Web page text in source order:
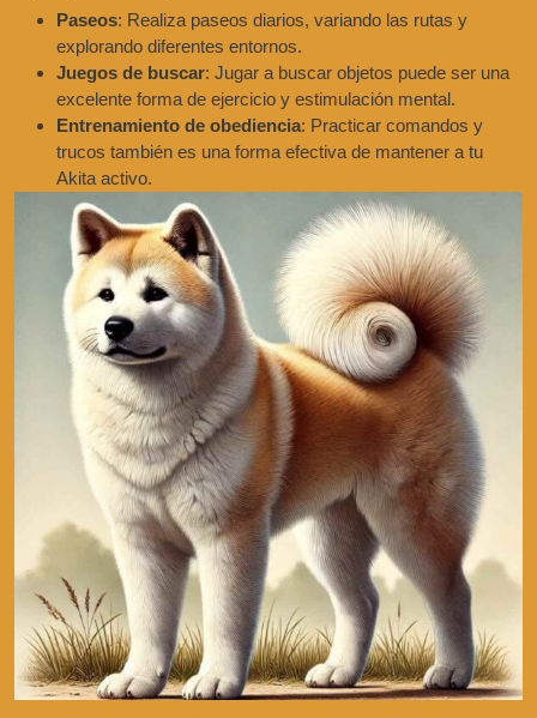
Paseos: Realiza paseos diarios, variando las rutas y
explorando diferentes entornos.
Juegos de buscar: Jugar a buscar objetos puede ser una
excelente forma de ejercicio y estimulación mental.
Entrenamiento de obediencia: Practicar comandos y
trucos también es una forma efectiva de mantener a tu
Akita activo.